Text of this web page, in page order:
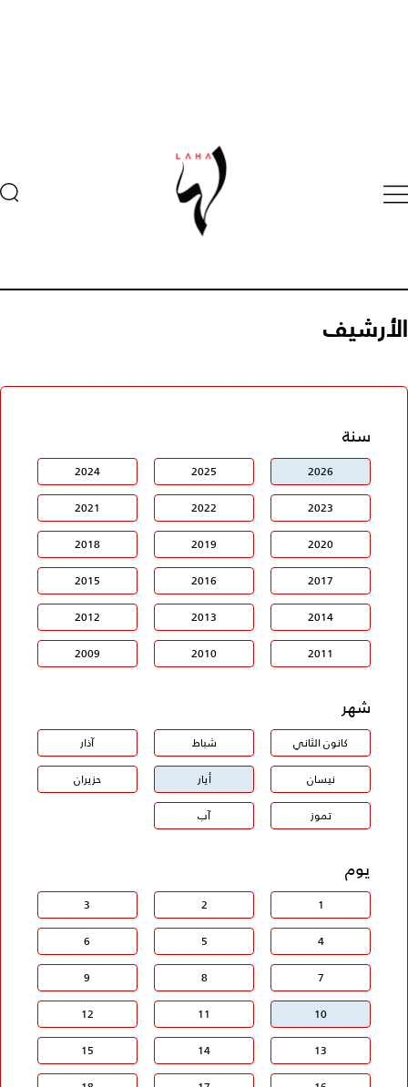
الأرشيف
سنة
2026
2025
2024
2023
2022
2021
2020
2019
2018
2017
2016
2015
2014
2013
2012
2011
2010
2009
شهر
كانون الثاني شباط آذار
نيسان أيار حزيران
تموز آب
يوم
1
2
3
4
5
6
7
8
9
10
11
12
13
14
15